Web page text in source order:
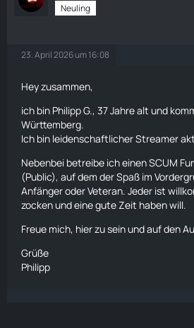
Neuling
23. April 2026 um 16:08
Hey zusammen,
ich bin Philipp G., 37 Jahre alt und
Württemberg.
Ich bin leidenschaftlicher Streamer
Nebenbei betreibe ich einen SCUM
(Public), auf dem der Spaß im
Anfänger oder Veteran. Jeder ist
zocken und eine gute Zeit haben will.
Freue mich, hier zu sein und auf den
Grüße
Philipp